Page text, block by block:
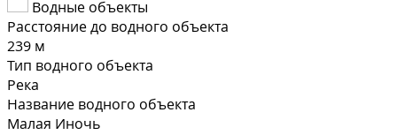
Водные объекты
Расстояние до водного объекта
239 м
Тип водного объекта
Река
Название водного объекта
Малая Иночь